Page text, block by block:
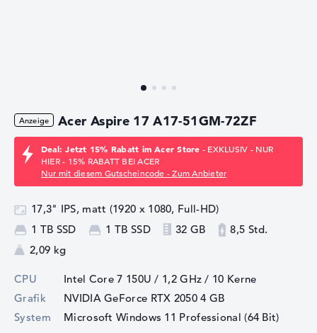
Acer Aspire 17 A17-51GM-72ZF
Deal: Jetzt 15% Rabatt im Acer Store - EXKLUSIV - NUR
HIER - 15% RABATT BEI ACER
Nur mit diesem Gutscheincode - Zum Anbieter
17,3" IPS, matt (1920 x 1080, Full-HD)
1 TB SSD
1 TB SSD 32 GB
8,5 Std.
2,09 kg
CPU Intel Core 7 150U / 1,2 GHz / 10 Kerne
Grafik
NVIDIA GeForce RTX 20504 GB
System
Microsoft Windows 11 Professional (64 Bit)